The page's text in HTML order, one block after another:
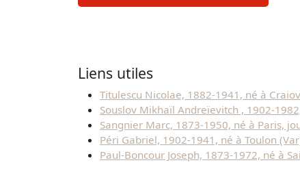
Liens utiles
Titulescu Nicolae, 1882-1941, né à
Souslov Mikhaïl Andreïevitch , 1902-
Sangnier Marc, 1873-1950, né à Paris,
Péri Gabriel, 1902-1941, né à Toulon
Paul-Boncour Joseph, 1873-1972, né à